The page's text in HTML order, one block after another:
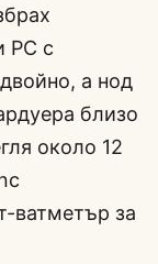
PC с
а нод
близо
около 12
ватметър за